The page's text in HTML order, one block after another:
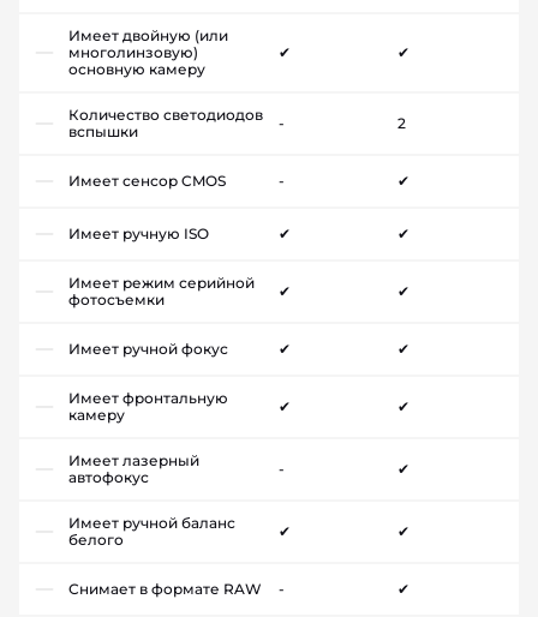
Имеет двойную (или
многолинзовую)
основную камеру
✔ ✔
Количество светодиодов
вспышки
- 2
Имеет сенсор CMOS - ✔
Имеет ручную ISO ✔ ✔
Имеет режим серийной
фотосъемки
✔ ✔
Имеет ручной фокус ✔ ✔
Имеет фронтальную
камеру
✔ ✔
Имеет лазерный
автофокус
- ✔
Имеет ручной баланс
белого
✔ ✔
Снимает в формате RAW - ✔